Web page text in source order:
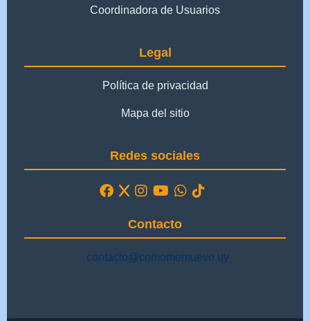
Coordinadora de Usuarios
Legal
Política de privacidad
Mapa del sitio
Redes sociales
Contacto
contacto@comomemuevo.uy